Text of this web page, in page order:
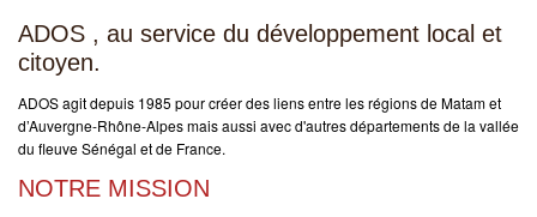
SUPPORTS EN LIGNE
ADOS , au service du développement local et
citoyen.
ADOS agit depuis 1985 pour créer des liens entre les régions de Matam et
d’Auvergne-Rhône-Alpes mais aussi avec d'autres départements de la vallée
du fleuve Sénégal et de France.
NOTRE MISSION